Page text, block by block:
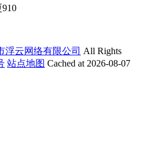
浮云网络有限公司 All Rights
站点地图 Cached at 2026-08-07